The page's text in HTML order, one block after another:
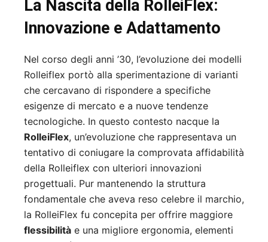
La Nascita della RolleiFlex:
Innovazione e Adattamento
Nel corso degli anni ’30, l’evoluzione dei modelli
Rolleiflex portò alla sperimentazione di varianti
che cercavano di rispondere a specifiche
esigenze di mercato e a nuove tendenze
tecnologiche. In questo contesto nacque la
RolleiFlex, un’evoluzione che rappresentava un
tentativo di coniugare la comprovata affidabilità
della Rolleiflex con ulteriori innovazioni
progettuali. Pur mantenendo la struttura
fondamentale che aveva reso celebre il marchio,
la RolleiFlex fu concepita per offrire maggiore
flessibilità e una migliore ergonomia, elementi